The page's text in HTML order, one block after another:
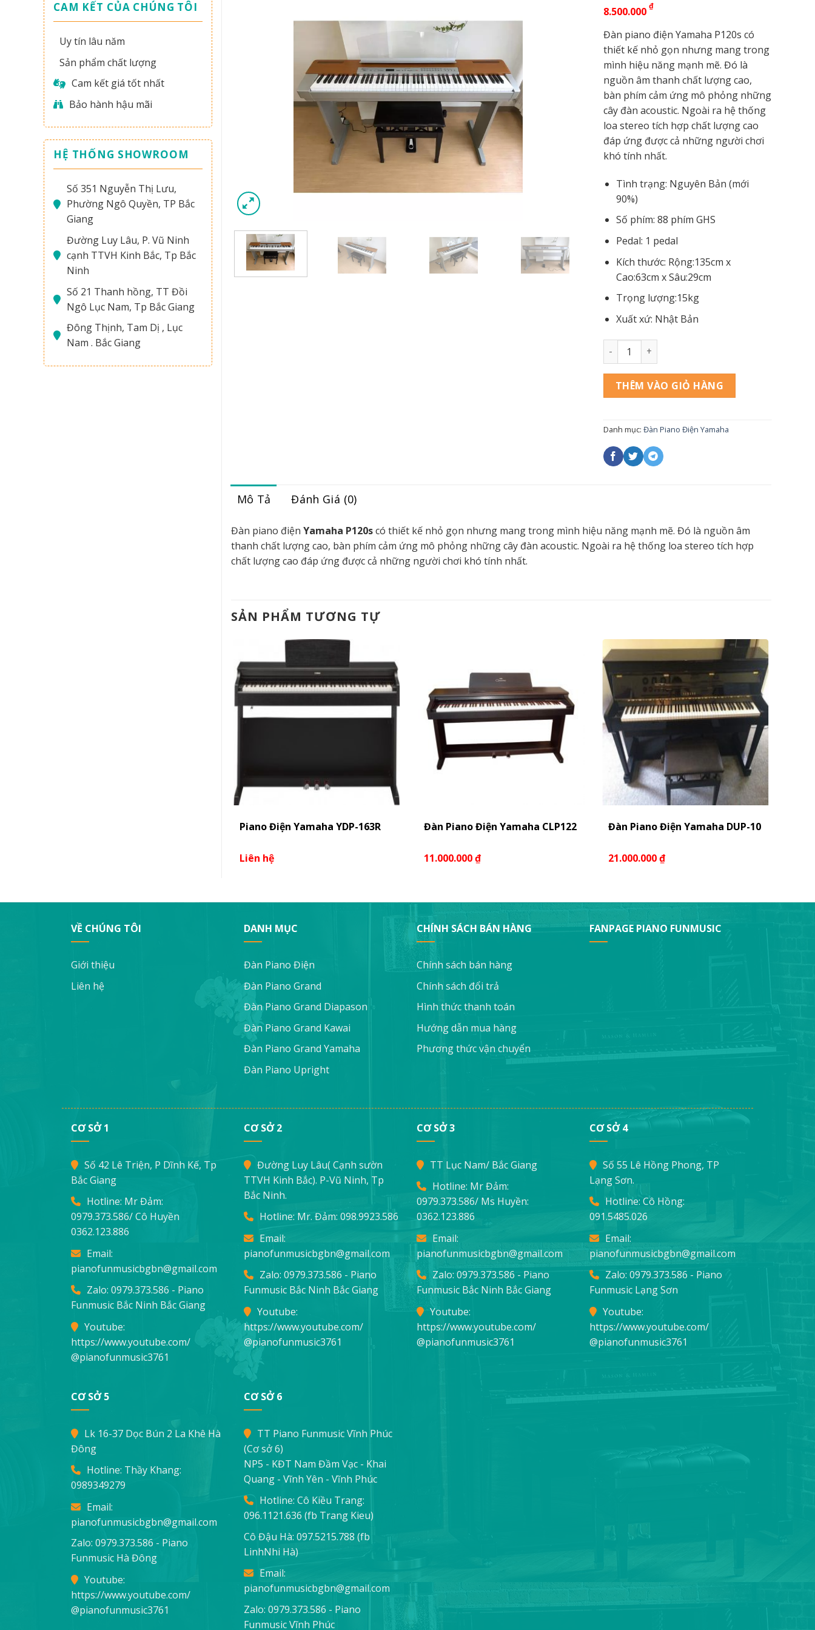
CAM KẾT CỦA CHÚNG TÔI
Uy tín lâu năm
Sản phẩm chất lượng
Cam kết giá tốt nhất
Bảo hành hậu mãi
HỆ THỐNG SHOWROOM
Số 351 Nguyễn Thị Lưu,
Phường Ngô Quyền, TP Bắc
Giang
Đường Luy Lâu, P. Vũ Ninh
cạnh TTVH Kinh Bắc, Tp Bắc
Ninh
Số 21 Thanh hồng, TT Đồi
Ngô Lục Nam, Tp Bắc Giang
Đông Thịnh, Tam Dị , Lục
Nam . Bắc Giang
8.500.000 ₫
Đàn piano điện Yamaha P120s có
thiết kế nhỏ gọn nhưng mang trong
mình hiệu năng mạnh mẽ. Đó là
nguồn âm thanh chất lượng cao,
bàn phím cảm ứng mô phỏng những
cây đàn acoustic. Ngoài ra hệ thống
loa stereo tích hợp chất lượng cao
đáp ứng được cả những người chơi
khó tính nhất.
Tình trạng: Nguyên Bản (mới
90%)
Số phím: 88 phím GHS
Pedal: 1 pedal
Kích thước: Rộng:135cm x
Cao:63cm x Sâu:29cm
Trọng lượng:15kg
Xuất xứ: Nhật Bản
Yamaha P120s số lượng
THÊM VÀO GIỎ HÀNG
Danh mục: Đàn Piano Điện Yamaha
Mô Tả Đánh Giá (0)
Đàn piano điện Yamaha P120scó thiết kế nhỏ gọn nhưng mang trong mình hiệu năng mạnh mẽ. Đó là nguồn âm
thanh chất lượng cao, bàn phím cảm ứng mô phỏng những cây đàn acoustic. Ngoài ra hệ thống loa stereo tích hợp
chất lượng cao đáp ứng được cả những người chơi khó tính nhất.
SẢN PHẨM TƯƠNG TỰ
Piano Điện Yamaha YDP-163R
Liên hệ
Đàn Piano Điện Yamaha CLP122
11.000.000₫
Đàn Piano Điện Yamaha DUP-10
21.000.000₫
VỀ CHÚNG TÔI
Giới thiệu
Liên hệ
DANH MỤC
Đàn Piano Điện
Đàn Piano Grand
Đàn Piano Grand Diapason
Đàn Piano Grand Kawai
Đàn Piano Grand Yamaha
Đàn Piano Upright
CHÍNH SÁCH BÁN HÀNG
Chính sách bán hàng
Chính sách đổi trả
Hình thức thanh toán
Hướng dẫn mua hàng
Phương thức vận chuyển
FANPAGE PIANO FUNMUSIC
CƠ SỞ 1
Số 42 Lê Triện, P Dĩnh Kế, Tp
Bắc Giang
Hotline: Mr Đảm:
0979.373.586/ Cô Huyền
0362.123.886
Email:
pianofunmusicbgbn@gmail.com
Zalo: 0979.373.586 - Piano
Funmusic Bắc Ninh Bắc Giang
Youtube:
https://www.youtube.com/
@pianofunmusic3761
CƠ SỞ 2
Đường Luy Lâu( Cạnh sườn
TTVH Kinh Bắc). P-Vũ Ninh, Tp
Bắc Ninh.
Hotline: Mr. Đảm: 098.9923.586
Email:
pianofunmusicbgbn@gmail.com
Zalo: 0979.373.586 - Piano
Funmusic Bắc Ninh Bắc Giang
Youtube:
https://www.youtube.com/
@pianofunmusic3761
CƠ SỞ 3
TT Lục Nam/ Bắc Giang
Hotline: Mr Đảm:
0979.373.586/ Ms Huyền:
0362.123.886
Email:
pianofunmusicbgbn@gmail.com
Zalo: 0979.373.586 - Piano
Funmusic Bắc Ninh Bắc Giang
Youtube:
https://www.youtube.com/
@pianofunmusic3761
CƠ SỞ 4
Số 55 Lê Hồng Phong, TP
Lạng Sơn.
Hotline: Cô Hồng:
091.5485.026
Email:
pianofunmusicbgbn@gmail.com
Zalo: 0979.373.586 - Piano
Funmusic Lạng Sơn
Youtube:
https://www.youtube.com/
@pianofunmusic3761
CƠ SỞ 5
Lk 16-37 Dọc Bún 2 La Khê Hà
Đông
Hotline: Thầy Khang:
0989349279
Email:
pianofunmusicbgbn@gmail.com
Zalo: 0979.373.586 - Piano
Funmusic Hà Đông
Youtube:
https://www.youtube.com/
@pianofunmusic3761
CƠ SỞ 6
TT Piano Funmusic Vĩnh Phúc
(Cơ sở 6)
NP5 - KĐT Nam Đầm Vạc - Khai
Quang - Vĩnh Yên - Vĩnh Phúc
Hotline: Cô Kiều Trang:
096.1121.636 (fb Trang Kieu)
Cô Đậu Hà: 097.5215.788 (fb
LinhNhi Hà)
Email:
pianofunmusicbgbn@gmail.com
Zalo: 0979.373.586 - Piano
Funmusic Vĩnh Phúc